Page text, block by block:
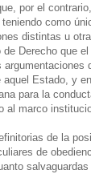
por el
como
distintas u
Derecho que
Estado, y
para la
al marco
de la
de